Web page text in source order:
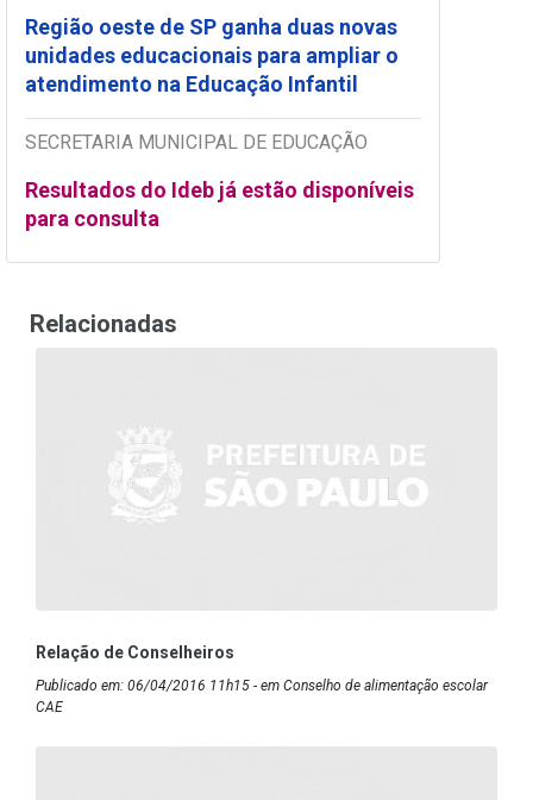
Região oeste de SP ganha duas novas
unidades educacionais para ampliar o
atendimento na Educação Infantil
SECRETARIA MUNICIPAL DE EDUCAÇÃO
Resultados do Ideb já estão disponíveis
para consulta
Relacionadas
Relação de Conselheiros
Publicado em: 06/04/2016 11h15 - em Conselho de alimentação escolar
CAE